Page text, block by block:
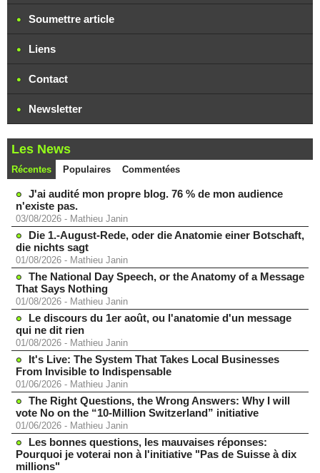
Soumettre article
Liens
Contact
Newsletter
Les News
Récentes Populaires Commentées
J'ai audité mon propre blog. 76 % de mon audience
n'existe pas.
03/08/2026 - Mathieu Janin
Die 1.-August-Rede, oder die Anatomie einer Botschaft,
die nichts sagt
01/08/2026 - Mathieu Janin
The National Day Speech, or the Anatomy of a Message
That Says Nothing
01/08/2026 - Mathieu Janin
Le discours du 1er août, ou l'anatomie d'un message
qui ne dit rien
01/08/2026 - Mathieu Janin
It's Live: The System That Takes Local Businesses
From Invisible to Indispensable
01/06/2026 - Mathieu Janin
The Right Questions, the Wrong Answers: Why I will
vote No on the “10-Million Switzerland” initiative
01/06/2026 - Mathieu Janin
Les bonnes questions, les mauvaises réponses:
Pourquoi je voterai non à l'initiative "Pas de Suisse à dix
millions"